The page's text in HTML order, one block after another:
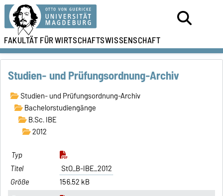
FAKULTÄT FÜRWIRTSCHAFTSWISSENSCHAFT
Studien- und Prüfungsordnung-Archiv
Studien- und Prüfungsordnung-Archiv
Bachelorstudiengänge
B.Sc. IBE
2012
StO_B-IBE_2012
156.52 kB